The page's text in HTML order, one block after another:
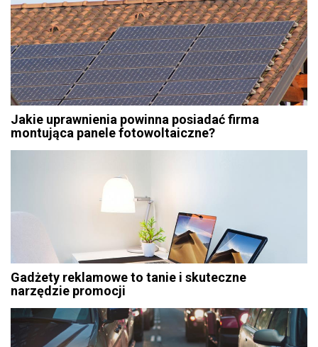
Jakie uprawnienia powinna posiadać firma
montująca panele fotowoltaiczne?
Gadżety reklamowe to tanie i skuteczne
narzędzie promocji